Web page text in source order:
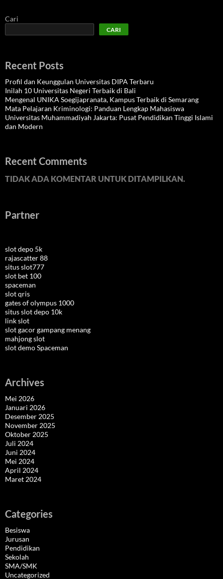
Cari
CARI
Recent Posts
Profil dan Keunggulan Universitas DIPA Terbaru
Inilah 10 Universitas Negeri Terbaik di Bali
Mengenal UNIKA Soegijapranata, Kampus Terbaik di Semarang
Mata Pelajaran Kriminologi: Panduan Lengkap Mahasiswa
Universitas Muhammadiyah Jakarta: Pusat Pendidikan Tinggi Islami
dan Modern
Recent Comments
TIDAK ADA KOMENTAR UNTUK DITAMPILKAN.
Partner
slot depo 5k
rajascatter 88
situs slot777
slot bet 100
spaceman
slot qris
gates of olympus 1000
situs slot depo 10k
link slot
slot gacor gampang menang
mahjong slot
slot demo Spaceman
Archives
Mei 2026
Januari 2026
Desember 2025
November 2025
Oktober 2025
Juli 2024
Juni 2024
Mei 2024
April 2024
Maret 2024
Categories
Besiswa
Jurusan
Pendidikan
Sekolah
SMA/SMK
Uncategorized